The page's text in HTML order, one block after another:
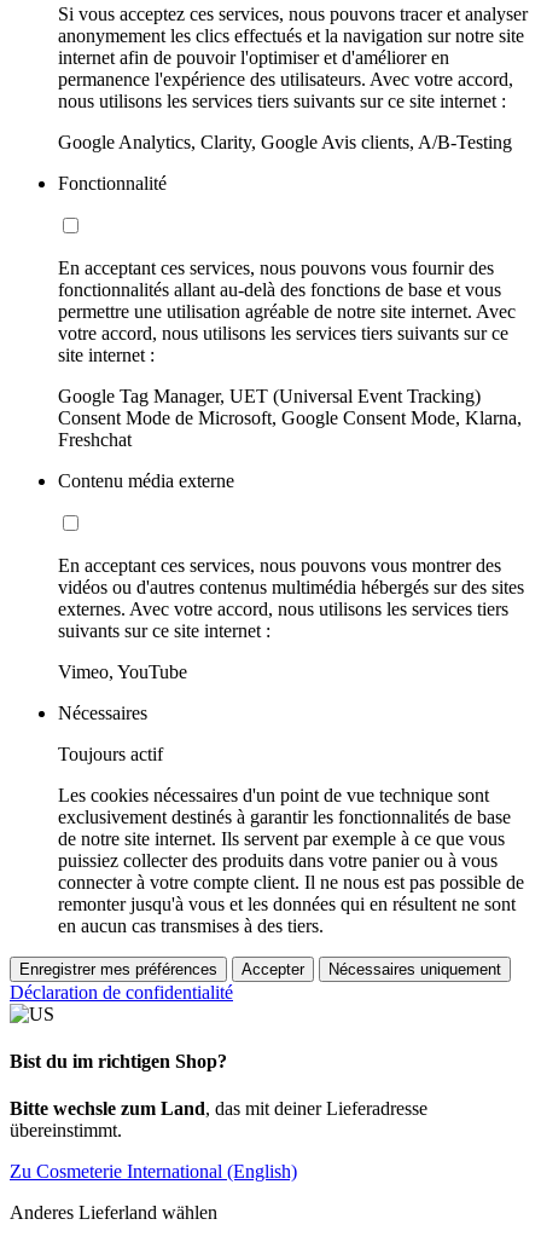
Si vous acceptez ces services, nous pouvons tracer et analyser
anonymement les clics effectués et la navigation sur notre site
internet afin de pouvoir l'optimiser et d'améliorer en
permanence l'expérience des utilisateurs. Avec votre accord,
nous utilisons les services tiers suivants sur ce site internet :
Google Analytics, Clarity, Google Avis clients, A/B-Testing
Fonctionnalité
En acceptant ces services, nous pouvons vous fournir des
fonctionnalités allant au-delà des fonctions de base et vous
permettre une utilisation agréable de notre site internet. Avec
votre accord, nous utilisons les services tiers suivants sur ce
site internet :
Google Tag Manager, UET (Universal Event Tracking)
Consent Mode de Microsoft, Google Consent Mode, Klarna,
Freshchat
Contenu média externe
En acceptant ces services, nous pouvons vous montrer des
vidéos ou d'autres contenus multimédia hébergés sur des sites
externes. Avec votre accord, nous utilisons les services tiers
suivants sur ce site internet :
Vimeo, YouTube
Nécessaires
Toujours actif
Les cookies nécessaires d'un point de vue technique sont
exclusivement destinés à garantir les fonctionnalités de base
de notre site internet. Ils servent par exemple à ce que vous
puissiez collecter des produits dans votre panier ou à vous
connecter à votre compte client. Il ne nous est pas possible de
remonter jusqu'à vous et les données qui en résultent ne sont
en aucun cas transmises à des tiers.
Enregistrer mes préférences Accepter Nécessaires uniquement
Déclaration de confidentialité
Bist du im richtigen Shop?
Bitte wechsle zum Land, das mit deiner Lieferadresse
übereinstimmt.
Zu Cosmeterie International (English)
Anderes Lieferland wählen